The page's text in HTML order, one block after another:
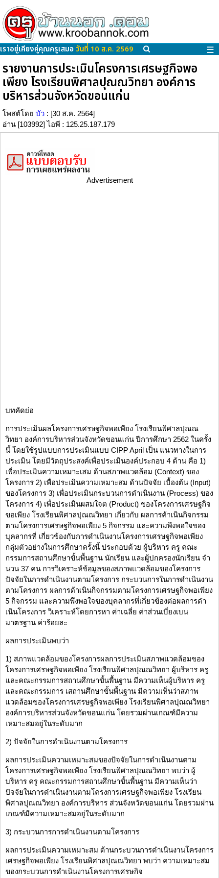
เราอยู่เคียงคู่คุณครูเสมอ วันที่ 10 ส.ค. 2569 ☰
รายงานการประเมินโครงการเศรษฐกิจพอ
เพียง โรงเรียนพิศาลปุณณวิทยา องค์การ
บริหารส่วนจังหวัดขอนแก่น
โพสต์โดย บัว : [30 ส.ค. 2564]
อ่าน [103992] ไอพี : 125.25.187.179
Advertisement
บทคัดย่อ
การประเมินผลโครงการเศรษฐกิจพอเพียง โรงเรียนพิศาลปุณณ
วิทยา องค์การบริหารส่วนจังหวัดขอนแก่น ปีการศึกษา 2562 ในครั้ง
นี้ โดยใช้รูปแบบการประเมินแบบ CIPP April เป็น แนวทางในการ
ประเมิน โดยมีวัตถุประสงค์เพื่อประเมินองค์ประกอบ 4 ด้าน คือ 1)
เพื่อประเมินความเหมาะเสม ด้านสภาพแวดล้อม (Context) ของ
โครงการ 2) เพื่อประเมินความเหมาะสม ด้านปัจจัย เบื้องต้น (Input)
ของโครงการ 3) เพื่อประเมินกระบวนการดําเนินงาน (Process) ของ
โครงการ 4) เพื่อประเมินผสมใจต (Product) ของโครงการเศรษฐกิจ
ขอเพียง โรงเรียนพิศาลปุณณวิทยา เกี่ยวกับ ผลการค้าเนินกิจกรรม
ตามโครงการเศรษฐกิจพอเพียง 5 กิจกรรม และความพึงพอใจของ
บุคลากรที่ เกี่ยวข้องกับการดําเนินงานโครงการเศรษฐกิจพอเพียง
กลุ่มตัวอย่างในการศึกษาครั้งนี้ ประกอบด้วย ผู้บริหาร ครู คณะ
กรรมการสถานศึกษาขั้นพื้นฐาน นักเรียน และผู้ปกครองนักเรียน จํา
นวน 37 คน การวิเคราะห์ข้อมูลของสภาพแวดล้อมของโครงการ
ปัจจัยในการดําเนินงานตามโครงการ กระบวนการในการดําเนินงาน
ตามโครงการ ผลการด้าเนินกิจกรรมตามโครงการเศรษฐกิจพอเพียง
5 กิจกรรม และความพึงพอใจของบุคลากรที่เกี่ยวข้องต่อผลการดํา
เนินโครงการ วิเคราะห์โดยการหา ค่าเฉลี่ย ค่าส่วนเบี่ยงเบน
มาตรฐาน ค่าร้อยละ
ผลการประเมินพบว่า
1) สภาพแวดล้อมของโครงการผลการประเมินสภาพแวดล้อมของ
โครงการเศรษฐกิจพอเพียง โรงเรียนพิศาลปุณณวิทยา ผู้บริหาร ครู
และคณะกรรมการสถานศึกษาขั้นพื้นฐาน มีความเห็นผู้บริหาร ครู
และคณะกรรมการ เสถานศึกษาขั้นพื้นฐาน มีความเห็นว่าสภาพ
แวดล้อมของโครงการเศรษฐกิจพอเพียง โรงเรียนพิศาลปุณณวิทยา
องค์การบริหารส่วนจังหวัดขอนแก่น โดยรวมผ่านเกณฑ์มีความ
เหมาะสมอยู่ในระดับมาก
2) ปัจจัยในการดําเนินงานตามโครงการ
ผลการประเมินความเหมาะสมของปัจจัยในการดําเนินงานตาม
โครงการเศรษฐกิจพอเพียง โรงเรียนพิศาลปุณณวิทยา พบว่า ผู้
บริหาร ครู คณะกรรมการสถานศึกษาขั้นพื้นฐาน มีความเห็นว่า
ปัจจัยในการดําเนินงานตามโครงการเศรษฐกิจพอเพียง โรงเรียน
พิศาลปุณณวิทยา องค์การบริหาร ส่วนจังหวัดขอนแก่น โดยรวมผ่าน
เกณฑ์มีความเหมาะสมอยู่ในระดับมาก
3) กระบวนการการดําเนินงานตามโครงการ
ผลการประเมินความเหมาะสม ด้านกระบวนการดําเนินงานโครงการ
เศรษฐกิจพอเพียง โรงเรียนพิศาลปุณณวิทยา พบว่า ความเหมาะสม
ของกระบวนการดําเนินงานโครงการเศรษกิจ